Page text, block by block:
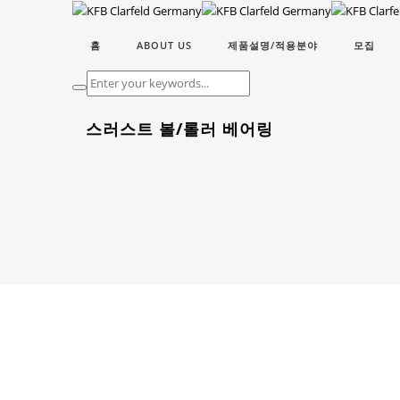
홈 ABOUT US 제품설명/적용분야 모집
스러스트 볼/롤러 베어링